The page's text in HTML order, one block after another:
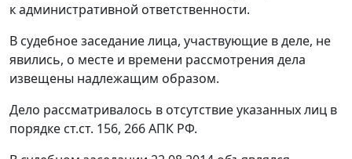
к административной ответственности.
В судебное заседание лица, участвующие в деле, не
явились, о месте и времени рассмотрения дела
извещены надлежащим образом.
Дело рассматривалось в отсутствие указанных лиц в
порядке ст.ст. 156, 266АПК РФ.